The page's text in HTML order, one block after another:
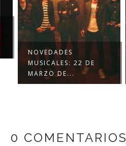
NOVEDADES
MUSICALES: 22 DE
MARZO DE...
0 COMENTARIOS